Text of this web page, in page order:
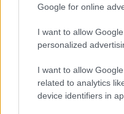
Google for online
I want to allow
personalized
I want to allow
related to analytics
device identifiers in
Kövess minket, és